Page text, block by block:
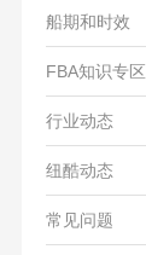
船期和时效
FBA知识专区
行业动态
纽酷动态
常见问题